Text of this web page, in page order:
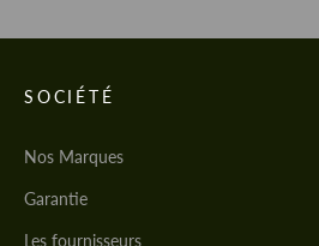
SOCIÉTÉ
Nos Marques
Garantie
Les fournisseurs